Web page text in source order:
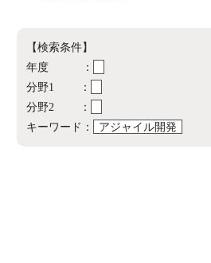
【検索条件】
年度 ：
分野1 ：
分野2 ：
キーワード：
アジャイル開発